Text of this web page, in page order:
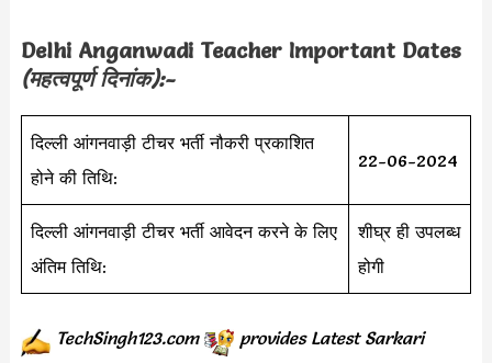
Delhi Anganwadi Teacher Important Dates
(महत्वपूर्ण दिनांक):-
दिल्ली आंगनवाड़ी टीचर भर्ती नौकरी प्रकाशित
होने की तिथि:
22-06-2024
दिल्ली आंगनवाड़ी टीचर भर्ती आवेदन करने के लिए
अंतिम तिथि:
शीघ्र ही उपलब्ध
होगी
TechSingh123.com provides Latest Sarkari